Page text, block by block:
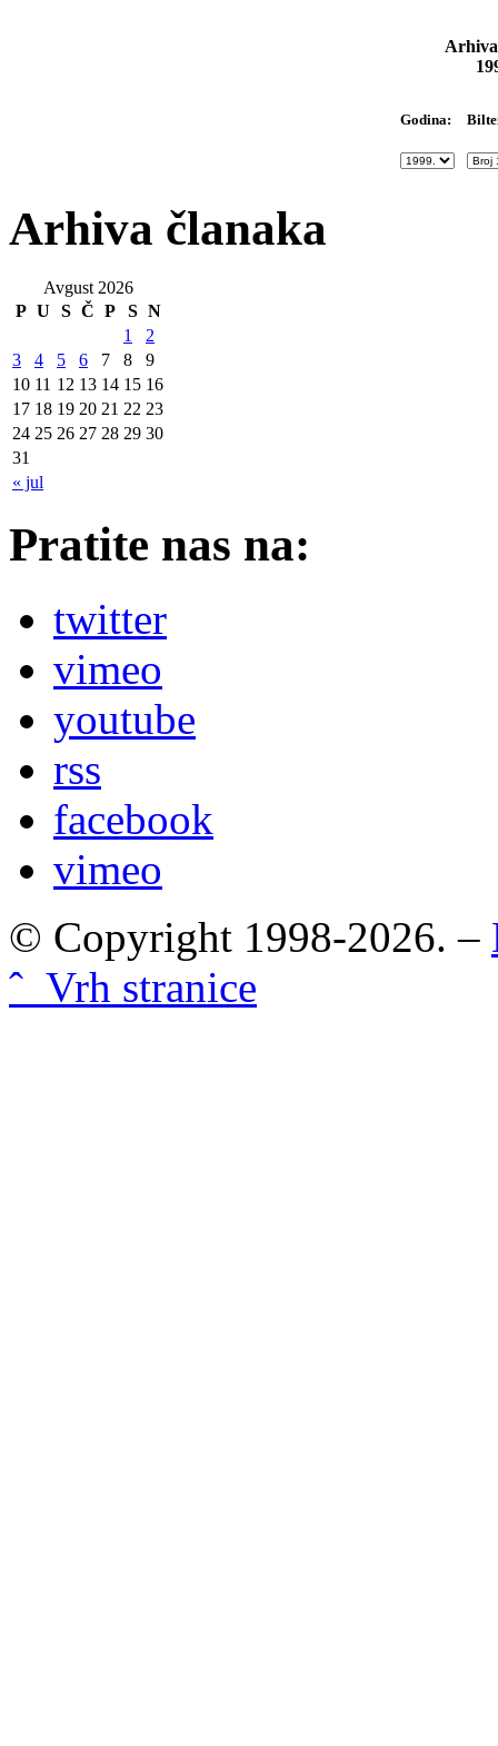
Godina:
Arhiva članaka
Avgust 2026
P U S Č P S N
« jul
1
2
3
4 5 6 7 8
9
10 11 12 13 14 15 16
17 18 19 20 21 22 23
24 25 26 27 28 29 30
31
Pratite nas na:
twitter
vimeo
youtube
rss
facebook
vimeo
© Copyright 1998-2026. –
ˆ Vrh stranice